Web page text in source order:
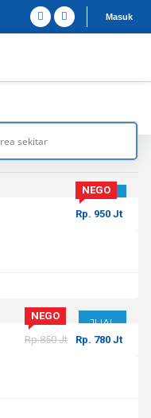
Masuk
JUAL
Rp. 950 Jt
NEGO
JUAL
Rp.850 Jt Rp. 780 Jt
NEGO